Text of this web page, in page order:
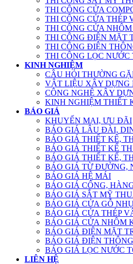
THI CÔNG CỬA
THI CÔNG CỬA THÉP
THI CÔNG CỬA
THI CÔNG ĐIỆN MẶT
THI CÔNG ĐIỆN
THI CÔNG LỌC NƯỚC
KINH NGHIỆM
CÂU HỎI THƯỜNG
VẬT LIỆU XÂY DỰNG
CÔNG NGHỆ XÂY
KINH NGHIỆM THIẾT
BÁO GIÁ
KHUYẾN MẠI, ƯU ĐÃI
BÁO GIÁ LÂU ĐÀI,
BÁO GIÁ THIẾT KẾ,
BÁO GIÁ THIẾT KẾ
BÁO GIÁ THIẾT KẾ,
BÁO GIÁ TỪ ĐƯỜNG,
BÁO GIÁ HỆ MÁI
BÁO GIÁ CỔNG,
BÁO GIÁ SẮT MỸ
BÁO GIÁ CỬA GỖ
BÁO GIÁ CỬA THÉP
BÁO GIÁ CỬA NHÔM
BÁO GIÁ ĐIỆN MẶT
BÁO GIÁ ĐIỆN
BÁO GIÁ LỌC NƯỚC
LIÊN HỆ